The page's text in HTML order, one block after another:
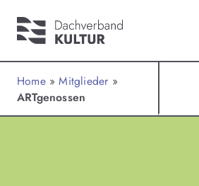
Home»Mitglieder »
ARTgenossen